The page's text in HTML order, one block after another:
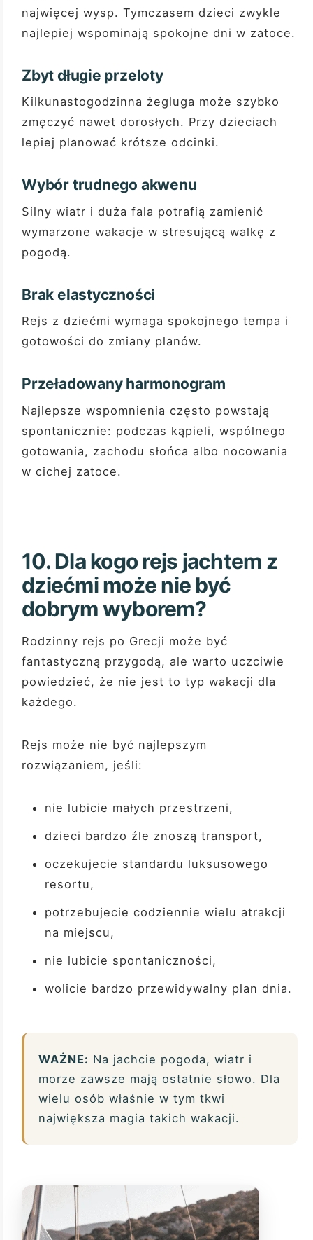
najwięcej wysp. Tymczasem dzieci zwykle
najlepiej wspominają spokojne dni w zatoce.
Zbyt długie przeloty
Kilkunastogodzinna żegluga może szybko
zmęczyć nawet dorosłych. Przy dzieciach
lepiej planować krótsze odcinki.
Wybór trudnego akwenu
Silny wiatr i duża fala potrafią zamienić
wymarzone wakacje w stresującą walkę z
pogodą.
Brak elastyczności
Rejs z dziećmi wymaga spokojnego tempa i
gotowości do zmiany planów.
Przeładowany harmonogram
Najlepsze wspomnienia często powstają
spontanicznie: podczas kąpieli, wspólnego
gotowania, zachodu słońca albo nocowania
w cichej zatoce.
10. Dla kogo rejs jachtem z
dziećmi może nie być
dobrym wyborem?
Rodzinny rejs po Grecji może być
fantastyczną przygodą, ale warto uczciwie
powiedzieć, że nie jest to typ wakacji dla
każdego.
Rejs może nie być najlepszym
rozwiązaniem, jeśli:
nie lubicie małych przestrzeni,
dzieci bardzo źle znoszą transport,
oczekujecie standardu luksusowego
resortu,
potrzebujecie codziennie wielu atrakcji
na miejscu,
nie lubicie spontaniczności,
wolicie bardzo przewidywalny plan dnia.
WAŻNE: Na jachcie pogoda, wiatr i
morze zawsze mają ostatnie słowo. Dla
wielu osób właśnie w tym tkwi
największa magia takich wakacji.